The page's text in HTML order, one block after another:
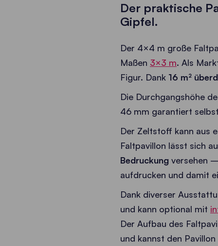
Der praktische
Gipfel.
Der 4×4 m große
Maßen 3×3 m. Als
Figur. Dank 16 m²
Die Durchgangshöhe
46 mm garantiert
Der Zeltstoff kann aus
Faltpavillon lässt sich
Bedruckung versehen
aufdrucken und damit
Dank diverser
und kann optional mit
Der Aufbau des
und kannst den